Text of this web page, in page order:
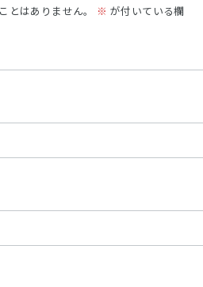
とはありません。 ※ が付いている欄